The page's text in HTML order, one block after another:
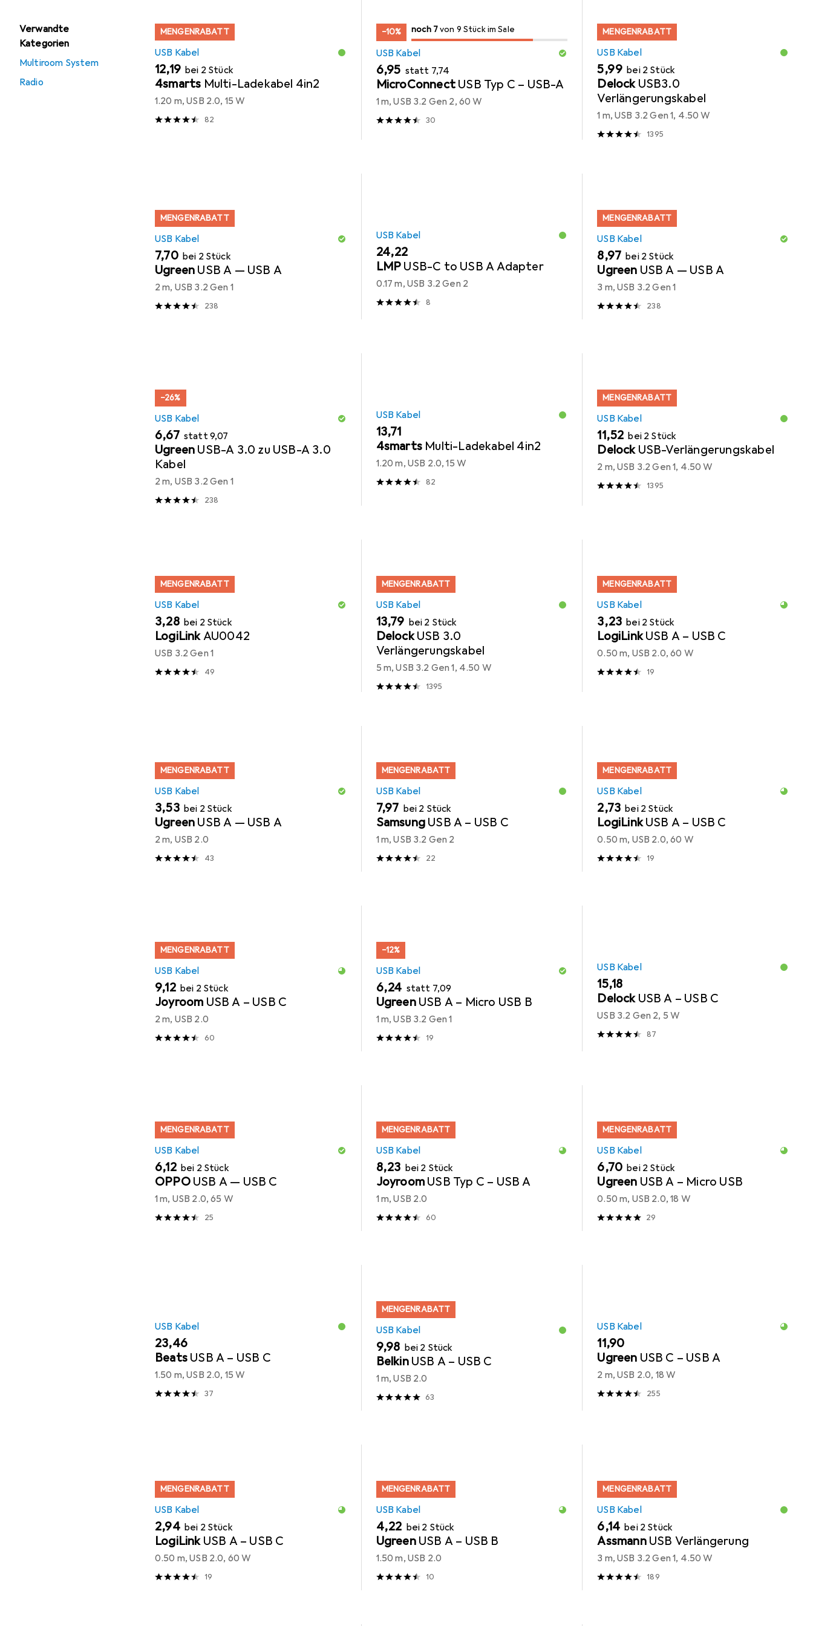
Verwandte
Kategorien
Multiroom System
Radio
MENGENRABATT
USB Kabel
EUR
12,19 bei 2 Stück
4smarts Multi-Ladekabel 4in2
1.20 m, USB 2.0, 15 W
82
−10% 7/ 9
7/ 9 im Sale
noch 7von 9 Stück im Sale
USB Kabel
EUR
6,95 statt EUR
7,74
MicroConnectUSB Typ C – USB-A
1 m, USB 3.2 Gen 2, 60 W
30
MENGENRABATT
USB Kabel
EUR
5,99 bei 2 Stück
Delock USB3.0
Verlängerungskabel
1 m, USB 3.2 Gen 1, 4.50 W
1395
MENGENRABATT
USB Kabel
EUR
7,70 bei 2 Stück
Ugreen USB A — USB A
2 m, USB 3.2 Gen 1
238
USB Kabel
EUR
24,22
LMP USB-C to USB A Adapter
0.17 m, USB 3.2 Gen 2
8
MENGENRABATT
USB Kabel
EUR
8,97 bei 2 Stück
Ugreen USB A — USB A
3 m, USB 3.2 Gen 1
238
−26%
USB Kabel
EUR
6,67 statt EUR
9,07
Ugreen USB-A 3.0 zu USB-A 3.0
Kabel
2 m, USB 3.2 Gen 1
238
USB Kabel
EUR
13,71
4smarts Multi-Ladekabel 4in2
1.20 m, USB 2.0, 15 W
82
MENGENRABATT
USB Kabel
EUR
11,52 bei 2 Stück
Delock USB-Verlängerungskabel
2 m, USB 3.2 Gen 1, 4.50 W
1395
MENGENRABATT
USB Kabel
EUR
3,28 bei 2 Stück
LogiLinkAU0042
USB 3.2 Gen 1
49
MENGENRABATT
USB Kabel
EUR
13,79 bei 2 Stück
Delock USB 3.0
Verlängerungskabel
5 m, USB 3.2 Gen 1, 4.50 W
1395
MENGENRABATT
USB Kabel
EUR
3,23 bei 2 Stück
LogiLink USB A – USB C
0.50 m, USB 2.0, 60 W
19
MENGENRABATT
USB Kabel
EUR
3,53 bei 2 Stück
Ugreen USB A — USB A
2 m, USB 2.0
43
MENGENRABATT
USB Kabel
EUR
7,97 bei 2 Stück
Samsung USB A – USB C
1 m, USB 3.2 Gen 2
22
MENGENRABATT
USB Kabel
EUR
2,73 bei 2 Stück
LogiLink USB A – USB C
0.50 m, USB 2.0, 60 W
19
MENGENRABATT
USB Kabel
EUR
9,12 bei 2 Stück
Joyroom USB A – USB C
2 m, USB 2.0
60
−12%
USB Kabel
EUR
6,24 statt EUR
7,09
Ugreen USB A – Micro USB B
1 m, USB 3.2 Gen 1
19
USB Kabel
EUR
15,18
Delock USB A – USB C
USB 3.2 Gen 2, 5 W
87
MENGENRABATT
USB Kabel
EUR
6,12 bei 2 Stück
OPPO USB A — USB C
1 m, USB 2.0, 65 W
25
MENGENRABATT
USB Kabel
EUR
8,23 bei 2 Stück
Joyroom USB Typ C – USB A
1 m, USB 2.0
60
MENGENRABATT
USB Kabel
EUR
6,70 bei 2 Stück
Ugreen USB A – Micro USB
0.50 m, USB 2.0, 18 W
29
USB Kabel
EUR
23,46
Beats USB A – USB C
1.50 m, USB 2.0, 15 W
37
MENGENRABATT
USB Kabel
EUR
9,98 bei 2 Stück
Belkin USB A – USB C
1 m, USB 2.0
63
USB Kabel
EUR
11,90
Ugreen USB C – USB A
2 m, USB 2.0, 18 W
255
MENGENRABATT
USB Kabel
EUR
2,94 bei 2 Stück
LogiLink USB A – USB C
0.50 m, USB 2.0, 60 W
19
MENGENRABATT
USB Kabel
EUR
4,22 bei 2 Stück
Ugreen USB A – USB B
1.50 m, USB 2.0
10
MENGENRABATT
USB Kabel
EUR
6,14 bei 2 Stück
Assmann USB Verlängerung
3 m, USB 3.2 Gen 1, 4.50 W
189